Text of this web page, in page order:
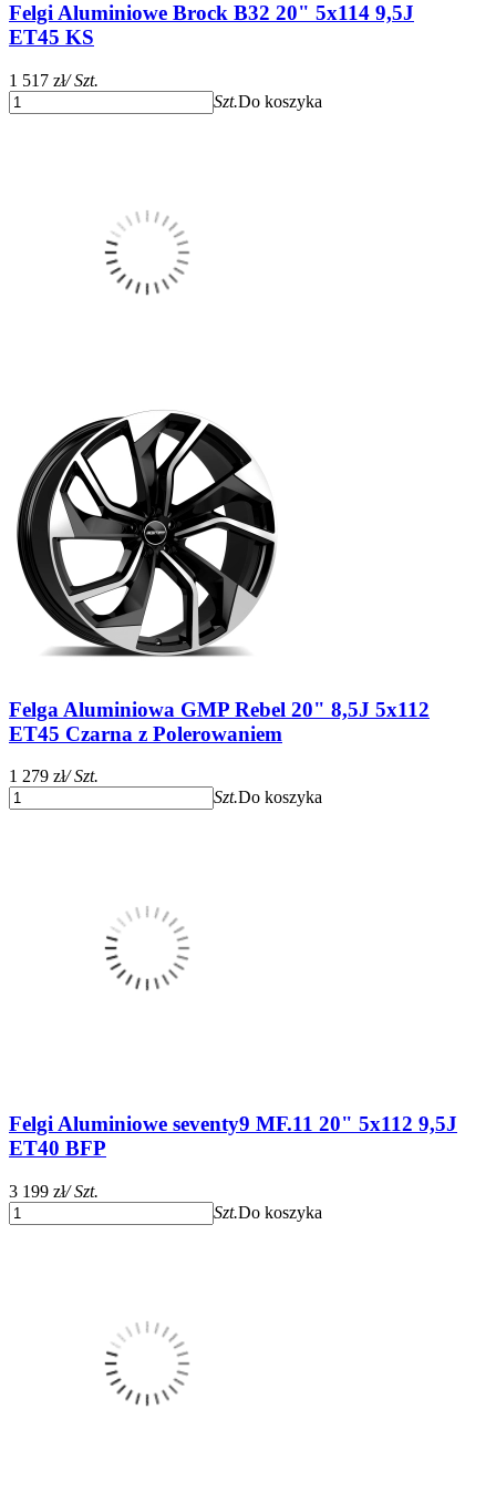
Felgi Aluminiowe Brock B32 20" 5x114 9,5J
ET45 KS
1 517 zł/ Szt.
Szt.Do koszyka
Felga Aluminiowa GMP Rebel 20" 8,5J 5x112
ET45 Czarna z Polerowaniem
1 279 zł/ Szt.
Szt.Do koszyka
Felgi Aluminiowe seventy9 MF.11 20" 5x112 9,5J
ET40 BFP
3 199 zł/ Szt.
Szt.Do koszyka